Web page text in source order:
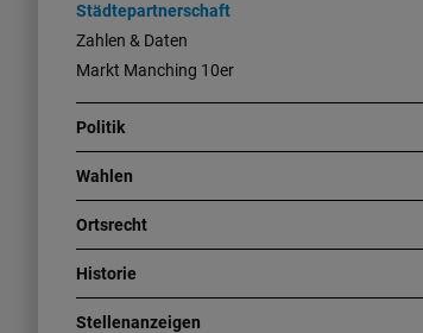
Städtepartnerschaft
Zahlen & Daten
Markt Manching 10er
Politik
Wahlen
Ortsrecht
Historie
Stellenanzeigen